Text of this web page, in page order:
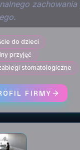
zachowania
do dzieci
przyjęć
stomatologiczne
FIRMY